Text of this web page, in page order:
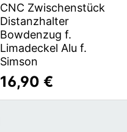
CNC Zwischenstück
Distanzhalter
Bowdenzug f.
Limadeckel Alu f.
Simson
16,90 €